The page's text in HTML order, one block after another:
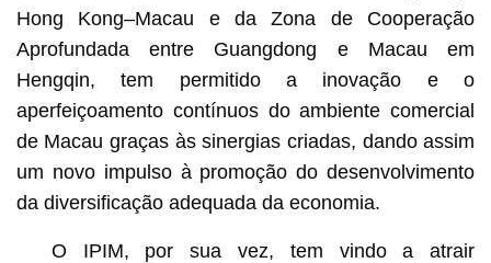
Hong Kong–Macau e da Zona de Cooperação
Aprofundada entre Guangdong e Macau em
Hengqin, tem permitido a inovação e o
aperfeiçoamento contínuos do ambiente comercial
de Macau graças às sinergias criadas, dando assim
um novo impulso à promoção do desenvolvimento
da diversificação adequada da economia.
O IPIM, por sua vez, tem vindo a atrair